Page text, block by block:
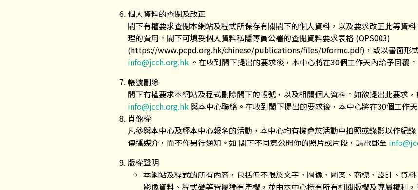
個人資料的查閱及改正
閣下有權要求查閱本網站及程式所保存有關閣下的個人資料，以及要求改正此等資
理的費用。閣下可填妥個人資料私隱專員公署的查閱資料要求表格 (OPS003)
(https://www.pcpd.org.hk/chinese/publications/files/Dformc.pdf)，或以書面形
info@jcch.org.hk 。在收到閣下提出的要求後，本中心將在30個工作天內給予回覆。
帳號刪除
閣下有權要求本網站及程式刪除閣下的帳號，以及相關個人資料。如欲提出此要求
info@jcch.org.hk 與本中心聯絡。在收到閣下提出的要求後，本中心將在30個工作
肖像權
凡參與本中心及經本中心報名的活動，本中心均有機會於活動中拍照或錄影以作紀
傳播媒介，而不作另行通知。如 閣下不同意公開你的照片或片段，請電郵至
版權聲明
本網站及程式的所有內容，包括但不限於文字、圖像、圖案、商標、設計、資
影像資料、程式碼等皆屬獨有產權，並由本中心持有所有相關版權及專屬權利